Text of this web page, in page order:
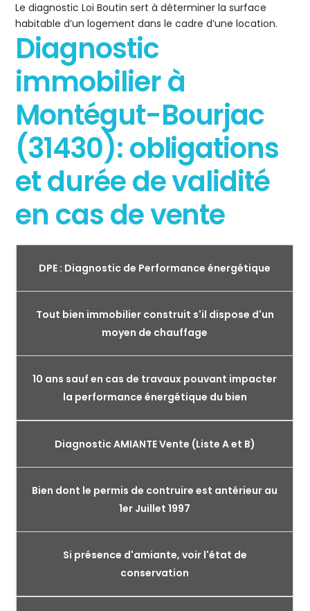
Le diagnostic Loi Boutin sert à déterminer la surface
habitable d’un logement dans le cadre d’une location.
Diagnostic
immobilier à
Montégut-Bourjac
(31430): obligations
et durée de validité
en cas de vente
DPE : Diagnostic de Performance énergétique
Tout bien immobilier construit s'il dispose d'un
moyen de chauffage
10 ans sauf en cas de travaux pouvant impacter
la performance énergétique du bien
Diagnostic AMIANTE Vente (Liste A et B)
Bien dont le permis de contruire est antérieur au
1er Juillet 1997
Si présence d'amiante, voir l'état de
conservation